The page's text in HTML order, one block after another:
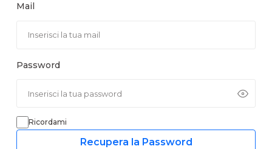
Mail
Password
Ricordami
Recupera la Password